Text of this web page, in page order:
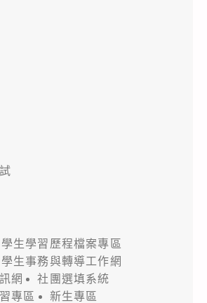
學生學習歷程檔案專區
學生事務與轉導工作網
網
社團選填系統
專區
新生專區